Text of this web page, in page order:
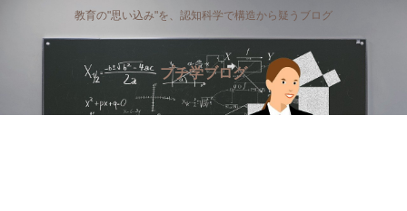
教育の"思い込み"を、認知科学で構造から疑うブログ
プチ学ブログ